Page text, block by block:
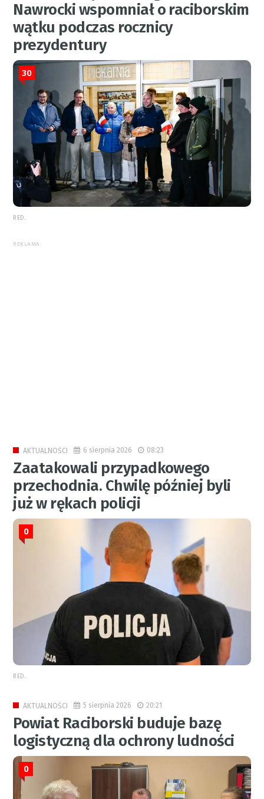
Nawrocki wspomniał o raciborskim
wątku podczas rocznicy
prezydentury
30
RED.
REKLAMA
AKTUALNOŚCI 6 sierpnia 2026 08:23
Zaatakowali przypadkowego
przechodnia. Chwilę później byli
już w rękach policji
0
RED.
AKTUALNOŚCI 5 sierpnia 2026 20:21
Powiat Raciborski buduje bazę
logistyczną dla ochrony ludności
0